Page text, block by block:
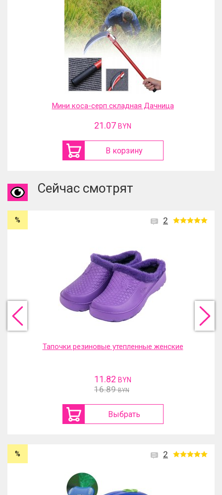
Мини коса-серп складная Дачница
21.07 BYN
В корзину
Сейчас смотрят
2
%
Тапочки резиновые утепленные женские
11.82 BYN
16.89 BYN
Выбрать
2
%